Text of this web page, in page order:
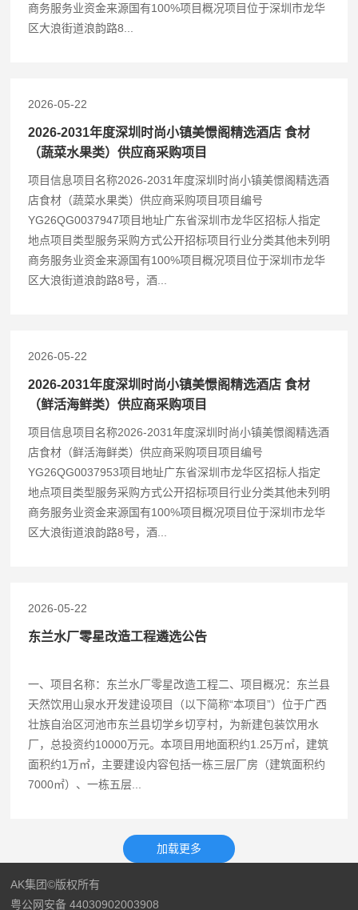
商务服务业资金来源国有100%项目概况项目位于深圳市龙华
区大浪街道浪韵路8...
2026-05-22
2026-2031年度深圳时尚小镇美憬阁精选酒店 食材
（蔬菜水果类）供应商采购项目
项目信息项目名称2026-2031年度深圳时尚小镇美憬阁精选酒
店食材（蔬菜水果类）供应商采购项目项目编号
YG26QG0037947项目地址广东省深圳市龙华区招标人指定
地点项目类型服务采购方式公开招标项目行业分类其他未列明
商务服务业资金来源国有100%项目概况项目位于深圳市龙华
区大浪街道浪韵路8号，酒...
2026-05-22
2026-2031年度深圳时尚小镇美憬阁精选酒店 食材
（鲜活海鲜类）供应商采购项目
项目信息项目名称2026-2031年度深圳时尚小镇美憬阁精选酒
店食材（鲜活海鲜类）供应商采购项目项目编号
YG26QG0037953项目地址广东省深圳市龙华区招标人指定
地点项目类型服务采购方式公开招标项目行业分类其他未列明
商务服务业资金来源国有100%项目概况项目位于深圳市龙华
区大浪街道浪韵路8号，酒...
2026-05-22
东兰水厂零星改造工程遴选公告
一、项目名称：东兰水厂零星改造工程二、项目概况：东兰县
天然饮用山泉水开发建设项目（以下简称“本项目”）位于广西
壮族自治区河池市东兰县切学乡切亨村，为新建包装饮用水
厂，总投资约10000万元。本项目用地面积约1.25万㎡，建筑
面积约1万㎡，主要建设内容包括一栋三层厂房（建筑面积约
7000㎡）、一栋五层...
AK集团©版权所有
粤公网安备 44030902003908